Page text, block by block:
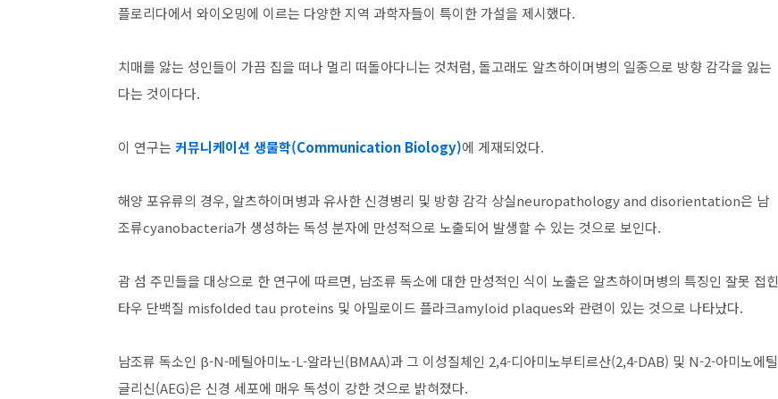
플로리다에서 와이오밍에 이르는 다양한 지역 과학자들이 특이한 가설을 제시했다.
치매를 앓는 성인들이 가끔 집을 떠나 멀리 떠돌아다니는 것처럼, 돌고래도 알츠하이머병의 일종으로 방향 감각을 잃는
다는 것이다다.
이 연구는 커뮤니케이션 생물학(Communication Biology)에 게재되었다.
해양 포유류의 경우, 알츠하이머병과 유사한 신경병리 및 방향 감각 상실neuropathology and disorientation은 남
조류cyanobacteria가 생성하는 독성 분자에 만성적으로 노출되어 발생할 수 있는 것으로 보인다.
괌 섬 주민들을 대상으로 한 연구에 따르면, 남조류 독소에 대한 만성적인 식이 노출은 알츠하이머병의 특징인 잘못 접힌
타우 단백질 misfolded tau proteins 및 아밀로이드 플라크amyloid plaques와 관련이 있는 것으로 나타났다.
남조류 독소인 β-N-메틸아미노-L-알라닌(BMAA)과 그 이성질체인 2,4-디아미노부티르산(2,4-DAB) 및 N-2-아미노에틸
글리신(AEG)은 신경 세포에 매우 독성이 강한 것으로 밝혀졌다.